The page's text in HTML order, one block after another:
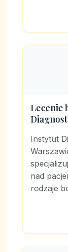
Lecenie
Instytut
nad
rodzaje